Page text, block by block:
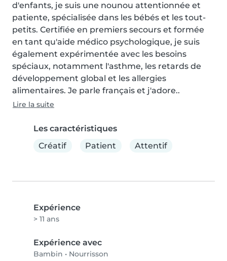
d'enfants, je suis une nounou attentionnée et
patiente, spécialisée dans les bébés et les tout-
petits. Certifiée en premiers secours et formée
en tant qu'aide médico psychologique, je suis
également expérimentée avec les besoins
spéciaux, notamment l'asthme, les retards de
développement global et les allergies
alimentaires. Je parle français et j'adore..
Lire la suite
Les caractéristiques
Créatif
Patient Attentif
Expérience
> 11 ans
Expérience avec
Bambin • Nourrisson